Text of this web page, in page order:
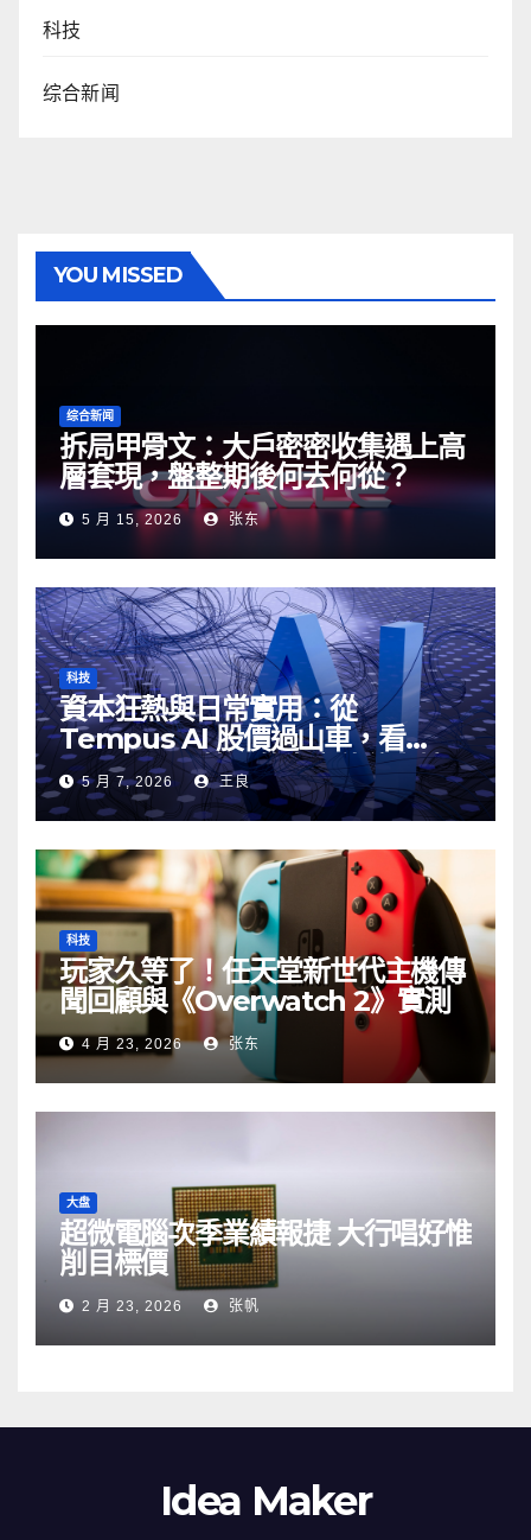
科技
综合新闻
YOU MISSED
综合新闻
拆局甲骨文：大戶密密收集遇上高
層套現，盤整期後何去何從？
5 月 15, 2026 张东
科技
資本狂熱與日常實用：從
Tempus AI 股價過山車，看
Google AI 搜尋的真實伏位與妙用
5 月 7, 2026 王良
科技
玩家久等了！任天堂新世代主機傳
聞回顧與《Overwatch 2》實測
4 月 23, 2026 张东
大盘
超微電腦次季業績報捷 大行唱好惟
削目標價
2 月 23, 2026 张帆
Idea Maker